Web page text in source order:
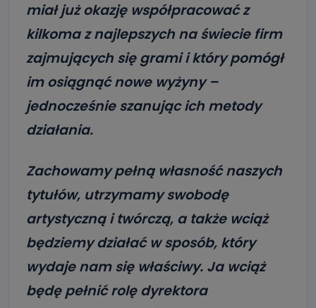
miał już okazję współpracować z
kilkoma z najlepszych na świecie firm
zajmujących się grami i który pomógł
im osiągnąć nowe wyżyny –
jednocześnie szanując ich metody
działania.
Zachowamy pełną własność naszych
tytułów, utrzymamy swobodę
artystyczną i twórczą, a także wciąż
będziemy działać w sposób, który
wydaje nam się właściwy. Ja wciąż
będę pełnić rolę dyrektora